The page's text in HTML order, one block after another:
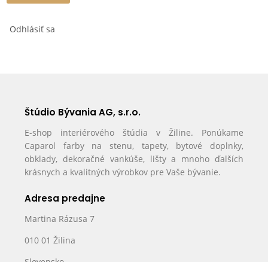
Odhlásiť sa
Štúdio Bývania AG, s.r.o.
E-shop interiérového štúdia v Žiline. Ponúkame
Caparol farby na stenu, tapety, bytové doplnky,
obklady, dekoračné vankúše, lišty a mnoho ďalších
krásnych a kvalitných výrobkov pre Vaše bývanie.
Adresa predajne
Martina Rázusa 7
010 01 Žilina